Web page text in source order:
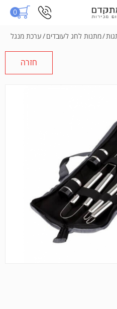
0
/מתנות לחג לעובדים/ערכת מנגל
חזרה